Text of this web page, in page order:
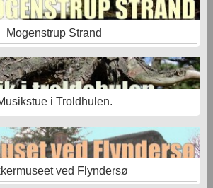
Mogenstrup Strand
i Troldhulen.
ved Flyndersø